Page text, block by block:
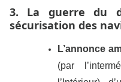
3. La guerre du
sécurisation des
L’annonce
(par